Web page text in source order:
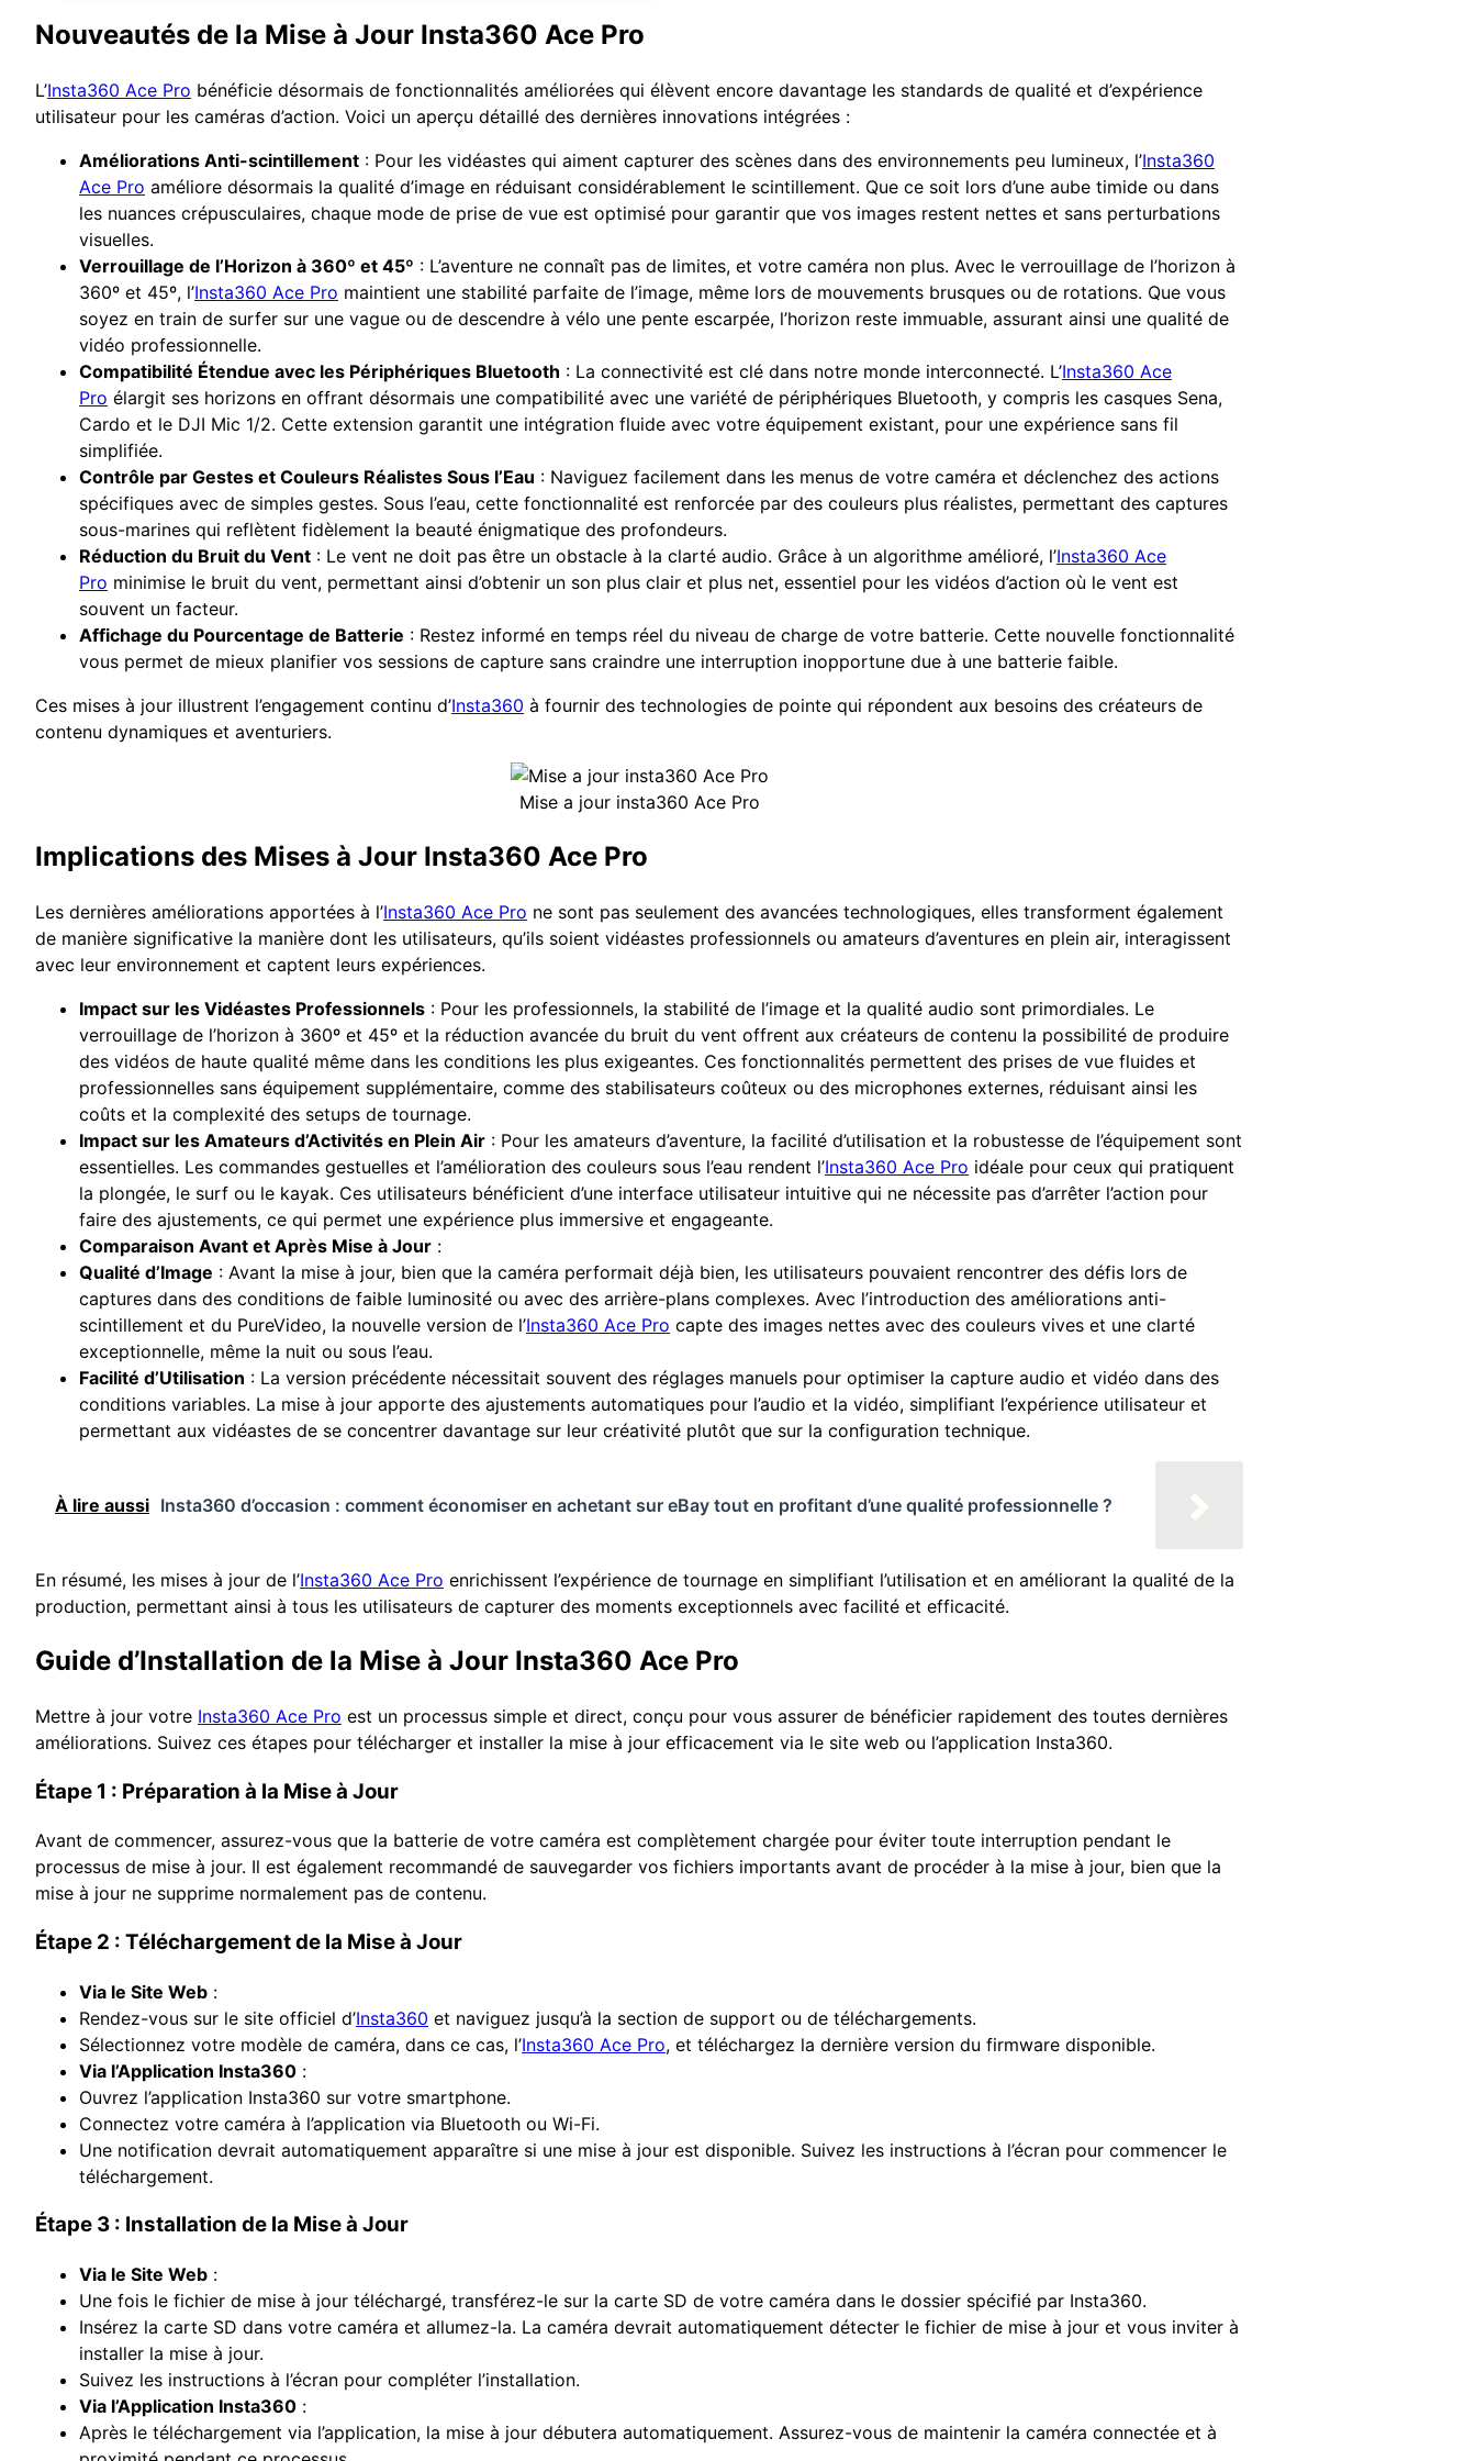
Nouveautés de la Mise à Jour Insta360 Ace Pro
L’Insta360 Ace Pro bénéficie désormais de fonctionnalités améliorées qui élèvent encore davantage les standards de qualité et d’expérience
utilisateur pour les caméras d’action. Voici un aperçu détaillé des dernières innovations intégrées :
Améliorations Anti-scintillement : Pour les vidéastes qui aiment capturer des scènes dans des environnements peu lumineux, l’Insta360
Ace Pro améliore désormais la qualité d’image en réduisant considérablement le scintillement. Que ce soit lors d’une aube timide ou dans
les nuances crépusculaires, chaque mode de prise de vue est optimisé pour garantir que vos images restent nettes et sans perturbations
visuelles.
Verrouillage de l’Horizon à 360º et 45º : L’aventure ne connaît pas de limites, et votre caméra non plus. Avec le verrouillage de l’horizon à
360º et 45º, l’Insta360 Ace Pro maintient une stabilité parfaite de l’image, même lors de mouvements brusques ou de rotations. Que vous
soyez en train de surfer sur une vague ou de descendre à vélo une pente escarpée, l’horizon reste immuable, assurant ainsi une qualité de
vidéo professionnelle.
Compatibilité Étendue avec les Périphériques Bluetooth : La connectivité est clé dans notre monde interconnecté. L’Insta360 Ace
Pro élargit ses horizons en offrant désormais une compatibilité avec une variété de périphériques Bluetooth, y compris les casques Sena,
Cardo et le DJI Mic 1/2. Cette extension garantit une intégration fluide avec votre équipement existant, pour une expérience sans fil
simplifiée.
Contrôle par Gestes et Couleurs Réalistes Sous l’Eau : Naviguez facilement dans les menus de votre caméra et déclenchez des actions
spécifiques avec de simples gestes. Sous l’eau, cette fonctionnalité est renforcée par des couleurs plus réalistes, permettant des captures
sous-marines qui reflètent fidèlement la beauté énigmatique des profondeurs.
Réduction du Bruit du Vent : Le vent ne doit pas être un obstacle à la clarté audio. Grâce à un algorithme amélioré, l’Insta360 Ace
Pro minimise le bruit du vent, permettant ainsi d’obtenir un son plus clair et plus net, essentiel pour les vidéos d’action où le vent est
souvent un facteur.
Affichage du Pourcentage de Batterie : Restez informé en temps réel du niveau de charge de votre batterie. Cette nouvelle fonctionnalité
vous permet de mieux planifier vos sessions de capture sans craindre une interruption inopportune due à une batterie faible.
Ces mises à jour illustrent l’engagement continu d’Insta360 à fournir des technologies de pointe qui répondent aux besoins des créateurs de
contenu dynamiques et aventuriers.
Mise a jour insta360 Ace Pro
Implications des Mises à Jour Insta360 Ace Pro
Les dernières améliorations apportées à l’Insta360 Ace Pro ne sont pas seulement des avancées technologiques, elles transforment également
de manière significative la manière dont les utilisateurs, qu’ils soient vidéastes professionnels ou amateurs d’aventures en plein air, interagissent
avec leur environnement et captent leurs expériences.
Impact sur les Vidéastes Professionnels : Pour les professionnels, la stabilité de l’image et la qualité audio sont primordiales. Le
verrouillage de l’horizon à 360º et 45º et la réduction avancée du bruit du vent offrent aux créateurs de contenu la possibilité de produire
des vidéos de haute qualité même dans les conditions les plus exigeantes. Ces fonctionnalités permettent des prises de vue fluides et
professionnelles sans équipement supplémentaire, comme des stabilisateurs coûteux ou des microphones externes, réduisant ainsi les
coûts et la complexité des setups de tournage.
Impact sur les Amateurs d’Activités en Plein Air : Pour les amateurs d’aventure, la facilité d’utilisation et la robustesse de l’équipement sont
essentielles. Les commandes gestuelles et l’amélioration des couleurs sous l’eau rendent l’Insta360 Ace Pro idéale pour ceux qui pratiquent
la plongée, le surf ou le kayak. Ces utilisateurs bénéficient d’une interface utilisateur intuitive qui ne nécessite pas d’arrêter l’action pour
faire des ajustements, ce qui permet une expérience plus immersive et engageante.
Comparaison Avant et Après Mise à Jour :
Qualité d’Image : Avant la mise à jour, bien que la caméra performait déjà bien, les utilisateurs pouvaient rencontrer des défis lors de
captures dans des conditions de faible luminosité ou avec des arrière-plans complexes. Avec l’introduction des améliorations anti-
scintillement et du PureVideo, la nouvelle version de l’Insta360 Ace Pro capte des images nettes avec des couleurs vives et une clarté
exceptionnelle, même la nuit ou sous l’eau.
Facilité d’Utilisation : La version précédente nécessitait souvent des réglages manuels pour optimiser la capture audio et vidéo dans des
conditions variables. La mise à jour apporte des ajustements automatiques pour l’audio et la vidéo, simplifiant l’expérience utilisateur et
permettant aux vidéastes de se concentrer davantage sur leur créativité plutôt que sur la configuration technique.
À lire aussi Insta360 d’occasion : comment économiser en achetant sur eBay tout en profitant d’une qualité professionnelle ?
En résumé, les mises à jour de l’Insta360 Ace Pro enrichissent l’expérience de tournage en simplifiant l’utilisation et en améliorant la qualité de la
production, permettant ainsi à tous les utilisateurs de capturer des moments exceptionnels avec facilité et efficacité.
Guide d’Installation de la Mise à Jour Insta360 Ace Pro
Mettre à jour votre Insta360 Ace Pro est un processus simple et direct, conçu pour vous assurer de bénéficier rapidement des toutes dernières
améliorations. Suivez ces étapes pour télécharger et installer la mise à jour efficacement via le site web ou l’application Insta360.
Étape 1 : Préparation à la Mise à Jour
Avant de commencer, assurez-vous que la batterie de votre caméra est complètement chargée pour éviter toute interruption pendant le
processus de mise à jour. Il est également recommandé de sauvegarder vos fichiers importants avant de procéder à la mise à jour, bien que la
mise à jour ne supprime normalement pas de contenu.
Étape 2 : Téléchargement de la Mise à Jour
Via le Site Web :
Rendez-vous sur le site officiel d’Insta360 et naviguez jusqu’à la section de support ou de téléchargements.
Sélectionnez votre modèle de caméra, dans ce cas, l’Insta360 Ace Pro, et téléchargez la dernière version du firmware disponible.
Via l’Application Insta360 :
Ouvrez l’application Insta360 sur votre smartphone.
Connectez votre caméra à l’application via Bluetooth ou Wi-Fi.
Une notification devrait automatiquement apparaître si une mise à jour est disponible. Suivez les instructions à l’écran pour commencer le
téléchargement.
Étape 3 : Installation de la Mise à Jour
Via le Site Web :
Une fois le fichier de mise à jour téléchargé, transférez-le sur la carte SD de votre caméra dans le dossier spécifié par Insta360.
Insérez la carte SD dans votre caméra et allumez-la. La caméra devrait automatiquement détecter le fichier de mise à jour et vous inviter à
installer la mise à jour.
Suivez les instructions à l’écran pour compléter l’installation.
Via l’Application Insta360 :
Après le téléchargement via l’application, la mise à jour débutera automatiquement. Assurez-vous de maintenir la caméra connectée et à